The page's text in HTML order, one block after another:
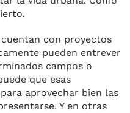
con proyectos
pueden entrever
campos o
que esas
aprovechar bien las
Y en otras